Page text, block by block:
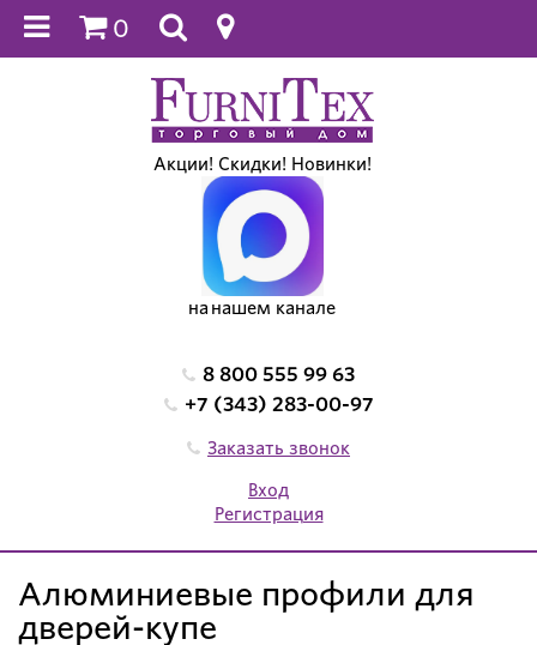
0
Акции! Скидки! Новинки!
на нашем канале
8 800 555 99 63
+7 (343) 283-00-97
Заказать звонок
Вход
Регистрация
Алюминиевые профили для
дверей-купе